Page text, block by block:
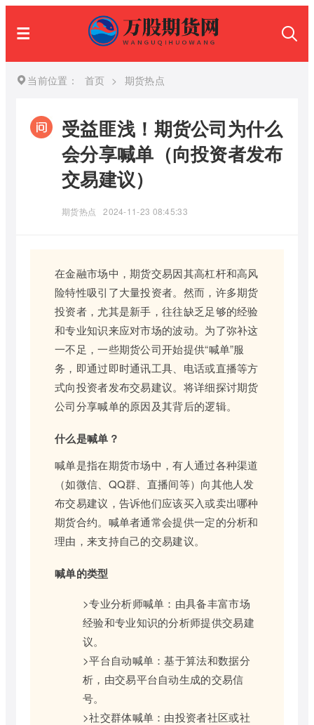
当前位置： 首页 > 期货热点
受益匪浅！期货公司为什么
会分享喊单（向投资者发布
交易建议）
期货热点 2024-11-23 08:45:33
在金融市场中，期货交易因其高杠杆和高风
险特性吸引了大量投资者。然而，许多期货
投资者，尤其是新手，往往缺乏足够的经验
和专业知识来应对市场的波动。为了弥补这
一不足，一些期货公司开始提供“喊单”服
务，即通过即时通讯工具、电话或直播等方
式向投资者发布交易建议。将详细探讨期货
公司分享喊单的原因及其背后的逻辑。
什么是喊单？
喊单是指在期货市场中，有人通过各种渠道
（如微信、QQ群、直播间等）向其他人发
布交易建议，告诉他们应该买入或卖出哪种
期货合约。喊单者通常会提供一定的分析和
理由，来支持自己的交易建议。
喊单的类型
>专业分析师喊单：由具备丰富市场
经验和专业知识的分析师提供交易建
议。
>平台自动喊单：基于算法和数据分
析，由交易平台自动生成的交易信
号。
>社交群体喊单：由投资者社区或社